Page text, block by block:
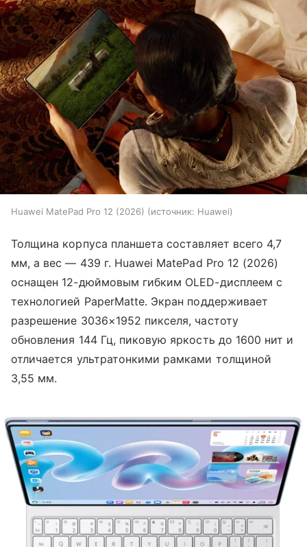
Huawei MatePad Pro 12 (2026) источник: Huawei
Толщина корпуса планшета составляет всего 4,7
мм, а вес — 439 г. Huawei MatePad Pro 12 (2026)
оснащен 12-дюймовым гибким OLED-дисплеем с
технологией PaperMatte. Экран поддерживает
разрешение 3036×1952 пикселя, частоту
обновления 144 Гц, пиковую яркость до 1600 нит и
отличается ультратонкими рамками толщиной
3,55 мм.